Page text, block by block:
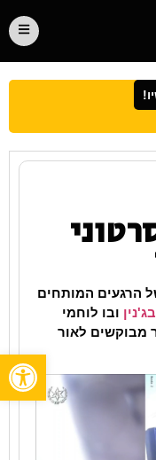
הרגעים המותחים
ובו לוחמי
מבוקשים לאור